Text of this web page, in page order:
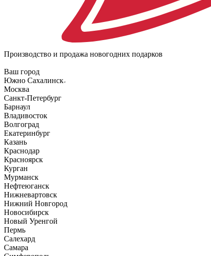
Производство и продажа новогодних подарков
Ваш город
Южно Сахалинск
Москва
Санкт-Петербург
Барнаул
Владивосток
Волгоград
Екатеринбург
Казань
Краснодар
Красноярск
Курган
Мурманск
Нефтеюганск
Нижневартовск
Нижний Новгород
Новосибирск
Новый Уренгой
Пермь
Салехард
Самара